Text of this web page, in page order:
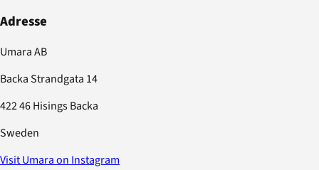
Adresse
Umara AB
Backa Strandgata 14
422 46 Hisings Backa
Sweden
Visit Umara on Instagram